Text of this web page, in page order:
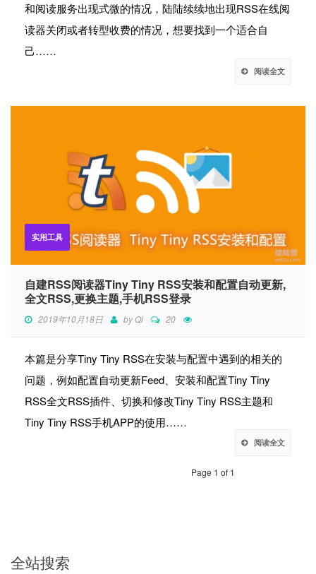
和阅读服务出现式微的情况，陆陆续续地出现RSS在线阅
读器关闭或者转型收费的情况，想要找到一个适合自
己……
阅读全文
实用工具
自建RSS阅读器Tiny Tiny RSS安装和配置自动更新,
全文RSS,更换主题,手机RSS登录
2019年10月18日 byQi 20
本篇是分享Tiny Tiny RSS在安装与配置中遇到的相关的
问题，例如配置自动更新Feed、安装和配置Tiny Tiny
RSS全文RSS插件、切换和修改Tiny Tiny RSS主题和
Tiny Tiny RSS手机APP的使用……
阅读全文
Page 1 of 1
全站搜索